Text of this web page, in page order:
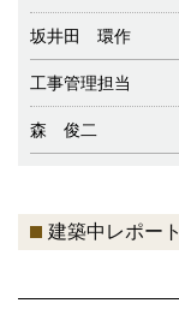
坂井田 環作
工事管理担当
森 俊二
建築中レポート